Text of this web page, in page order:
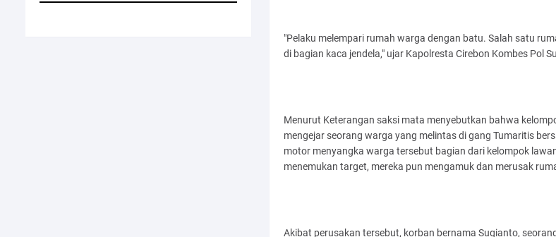
"Pelaku melempari rumah warga dengan batu. Salah satu
di bagian kaca jendela," ujar Kapolresta Cirebon Kombes Pol
Menurut Keterangan saksi mata menyebutkan bahwa
mengejar seorang warga yang melintas di gang Tumaritis
motor menyangka warga tersebut bagian dari kelompok
menemukan target, mereka pun mengamuk dan merusak
Akibat perusakan tersebut, korban bernama Sugianto,